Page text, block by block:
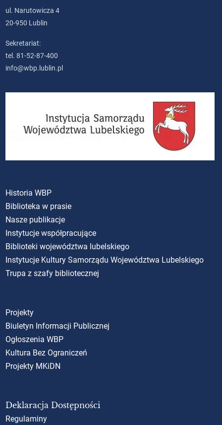
ul. Narutowicza 4
20-950 Lublin
Sekretariat:
tel. 81-52-87-400
info@wbp.lublin.pl
Historia WBP
Biblioteka w prasie
Nasze publikacje
Instytucje współpracujące
Biblioteki województwa lubelskiego
Instytucje Kultury Samorządu Województwa Lubelskiego
Trupa z szafy bibliotecznej
Projekty
Biuletyn Informacji Publicznej
Ogłoszenia WBP
Kultura Bez Ograniczeń
Projekty MKiDN
Deklaracja Dostępności
Regulaminy